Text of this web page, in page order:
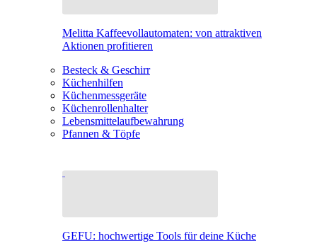
Melitta Kaffeevollautomaten: von attraktiven
Aktionen profitieren
Besteck & Geschirr
Küchenhilfen
Küchenmessgeräte
Küchenrollenhalter
Lebensmittelaufbewahrung
Pfannen & Töpfe
GEFU: hochwertige Tools für deine Küche